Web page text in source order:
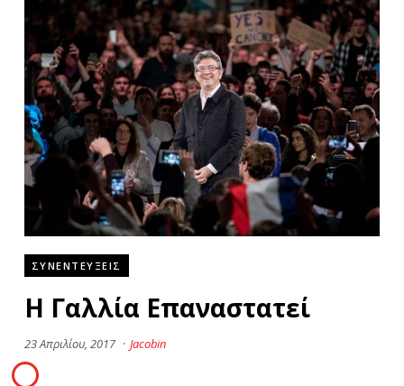
ΣΥΝΕΝΤΕΥΞΕΙΣ
Η Γαλλία Επαναστατεί
23 Απριλίου, 2017 · Jacobin